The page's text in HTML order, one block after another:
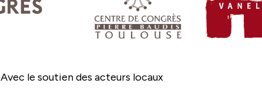
Avec le soutien des acteurs locaux